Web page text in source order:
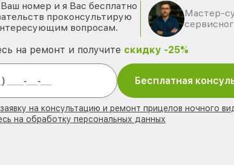
номер и я Вас бесплатно
проконсультирую
вопросам.
Мастер-
на ремонт и получите скидку -25%
Бесплатная
на консультацию и ремонт прицелов ночного
на обработку персональных данных